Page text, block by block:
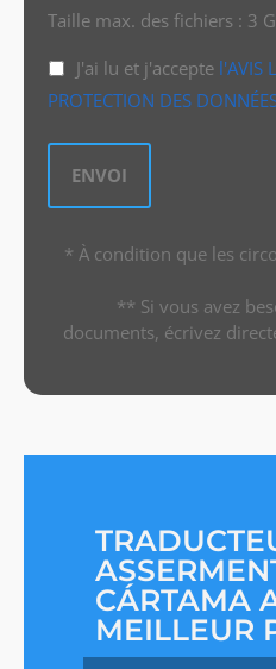
Taille max. des fichiers : 3
J'ai lu et j'acceptel'AVIS
PROTECTION DES
* À condition que les
** Si vous avez
documents, écrivez
CÁRTAMA
MEILLEUR